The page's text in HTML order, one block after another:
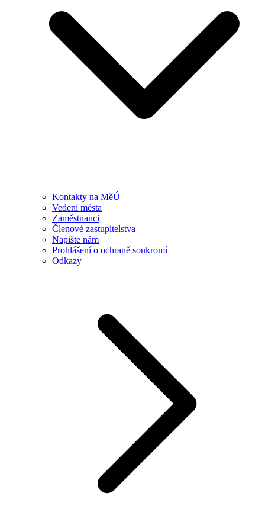
Kontakty na MěÚ
Vedení města
Zaměstnanci
Členové zastupitelstva
Napište nám
Prohlášení o ochraně soukromí
Odkazy